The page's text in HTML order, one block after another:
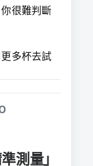
很難判斷
多杯去試
測量」